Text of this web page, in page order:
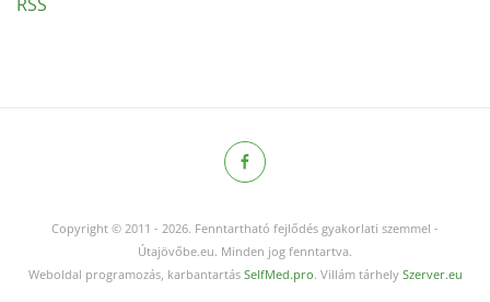
Copyright © 2011 - 2026. Fenntartható fejlődés gyakorlati szemmel -
Útajövőbe.eu. Minden jog fenntartva.
Weboldal programozás, karbantartás SelfMed.pro. Villám tárhely Szerver.eu